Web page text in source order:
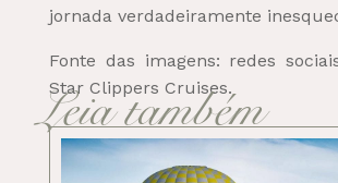
jornada verdadeiramente
Fonte das imagens: redes
Star Clippers Cruises.
Leia também